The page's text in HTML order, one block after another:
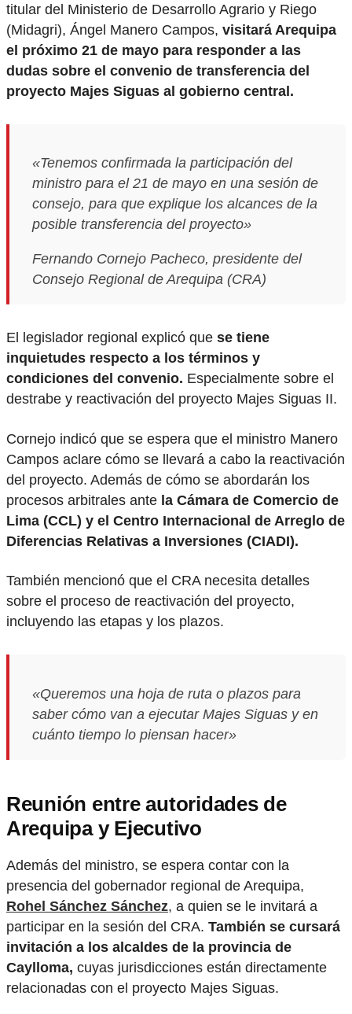
titular del Ministerio de Desarrollo Agrario y Riego
(Midagri), Ángel Manero Campos, visitará Arequipa
el próximo 21 de mayo para responder a las
dudas sobre el convenio de transferencia del
proyecto Majes Siguas al gobierno central.
«Tenemos confirmada la participación del
ministro para el 21 de mayo en una sesión de
consejo, para que explique los alcances de la
posible transferencia del proyecto»
Fernando Cornejo Pacheco, presidente del
Consejo Regional de Arequipa (CRA)
El legislador regional explicó que se tiene
inquietudes respecto a los términos y
condiciones del convenio. Especialmente sobre el
destrabe y reactivación del proyecto Majes Siguas II.
Cornejo indicó que se espera que el ministro Manero
Campos aclare cómo se llevará a cabo la reactivación
del proyecto. Además de cómo se abordarán los
procesos arbitrales ante la Cámara de Comercio de
Lima (CCL) y el Centro Internacional de Arreglo de
Diferencias Relativas a Inversiones (CIADI).
También mencionó que el CRA necesita detalles
sobre el proceso de reactivación del proyecto,
incluyendo las etapas y los plazos.
«Queremos una hoja de ruta o plazos para
saber cómo van a ejecutar Majes Siguas y en
cuánto tiempo lo piensan hacer»
Reunión entre autoridades de
Arequipa y Ejecutivo
Además del ministro, se espera contar con la
presencia del gobernador regional de Arequipa,
Rohel Sánchez Sánchez, a quien se le invitará a
participar en la sesión del CRA. También se cursará
invitación a los alcaldes de la provincia de
Caylloma, cuyas jurisdicciones están directamente
relacionadas con el proyecto Majes Siguas.